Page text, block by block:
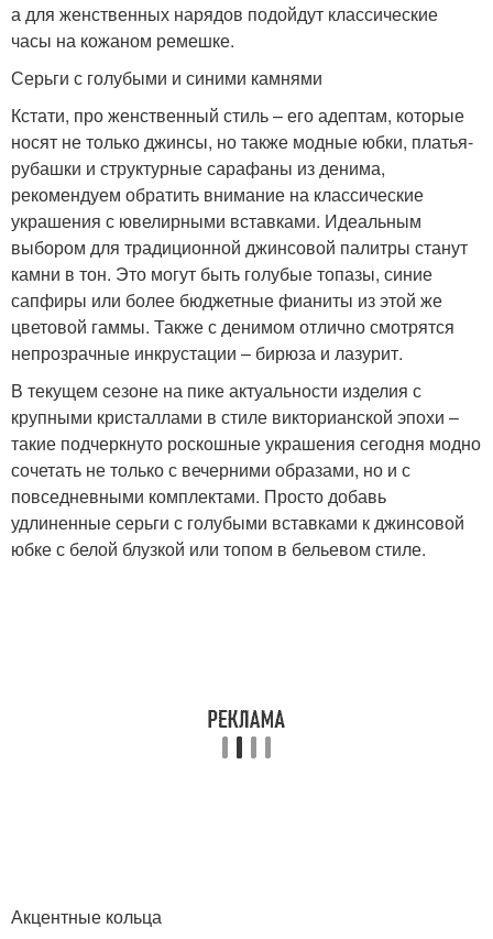
а для женственных нарядов подойдут классические
часы на кожаном ремешке.
Серьги с голубыми и синими камнями
Кстати, про женственный стиль – его адептам, которые
носят не только джинсы, но также модные юбки, платья-
рубашки и структурные сарафаны из денима,
рекомендуем обратить внимание на классические
украшения с ювелирными вставками. Идеальным
выбором для традиционной джинсовой палитры станут
камни в тон. Это могут быть голубые топазы, синие
сапфиры или более бюджетные фианиты из этой же
цветовой гаммы. Также с денимом отлично смотрятся
непрозрачные инкрустации – бирюза и лазурит.
В текущем сезоне на пике актуальности изделия с
крупными кристаллами в стиле викторианской эпохи –
такие подчеркнуто роскошные украшения сегодня модно
сочетать не только с вечерними образами, но и с
повседневными комплектами. Просто добавь
удлиненные серьги с голубыми вставками к джинсовой
юбке с белой блузкой или топом в бельевом стиле.
Акцентные кольца